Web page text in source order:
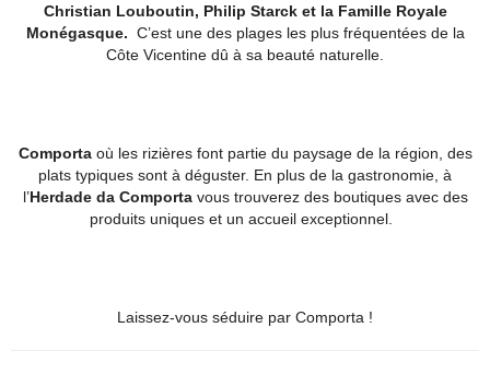
Christian Louboutin, Philip Starck et la Famille Royale
Monégasque. C’est une des plages les plus fréquentées de la
Côte Vicentine dû à sa beauté naturelle.
Comporta où les rizières font partie du paysage de la région, des
plats typiques sont à déguster. En plus de la gastronomie, à
l’Herdade da Comporta vous trouverez des boutiques avec des
produits uniques et un accueil exceptionnel.
Laissez-vous séduire par Comporta !